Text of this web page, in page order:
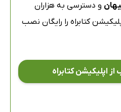
و دسترسی به هزاران
کتابراه را رایگان نصب
اپلیکیشن کتابراه